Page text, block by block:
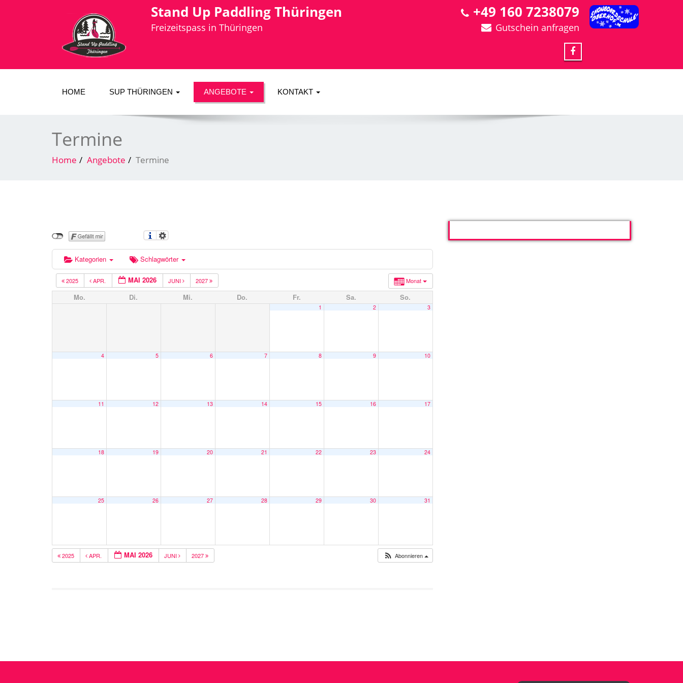
Stand Up Paddling Thüringen
Freizeitspass in Thüringen
+49 160 7238079
Gutschein anfragen
HOME SUP THÜRINGEN ANGEBOTE KONTAKT
Termine
Home Angebote Termine
Kategorien Schlagwörter
Monat
2025 APR. MAI 2026 JUNI 2027
Mo. Di. Mi. Do. Fr. Sa. So.
1 2 3
4 5 6 7 8 9 10
11 12 13 14 15 16 17
18 19 20 21 22 23 24
25 26 27 28 29 30 31
2025 APR. MAI 2026 JUNI 2027 Abonnieren